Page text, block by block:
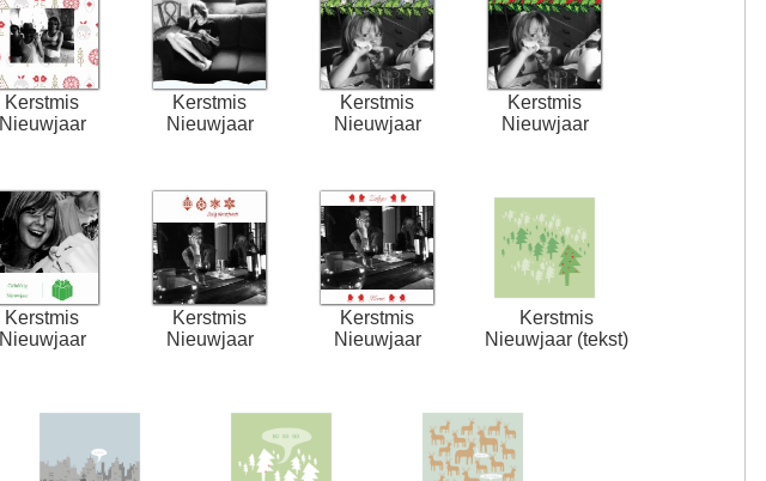
Kerstmis
Nieuwjaar
Kerstmis
Nieuwjaar
Kerstmis
Nieuwjaar
Kerstmis
Nieuwjaar
Kerstmis
Nieuwjaar
Kerstmis
Nieuwjaar
Kerstmis
Nieuwjaar
Kerstmis
Nieuwjaar (tekst)